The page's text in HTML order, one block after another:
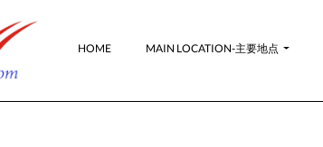
HOME MAIN LOCATION-主要地点